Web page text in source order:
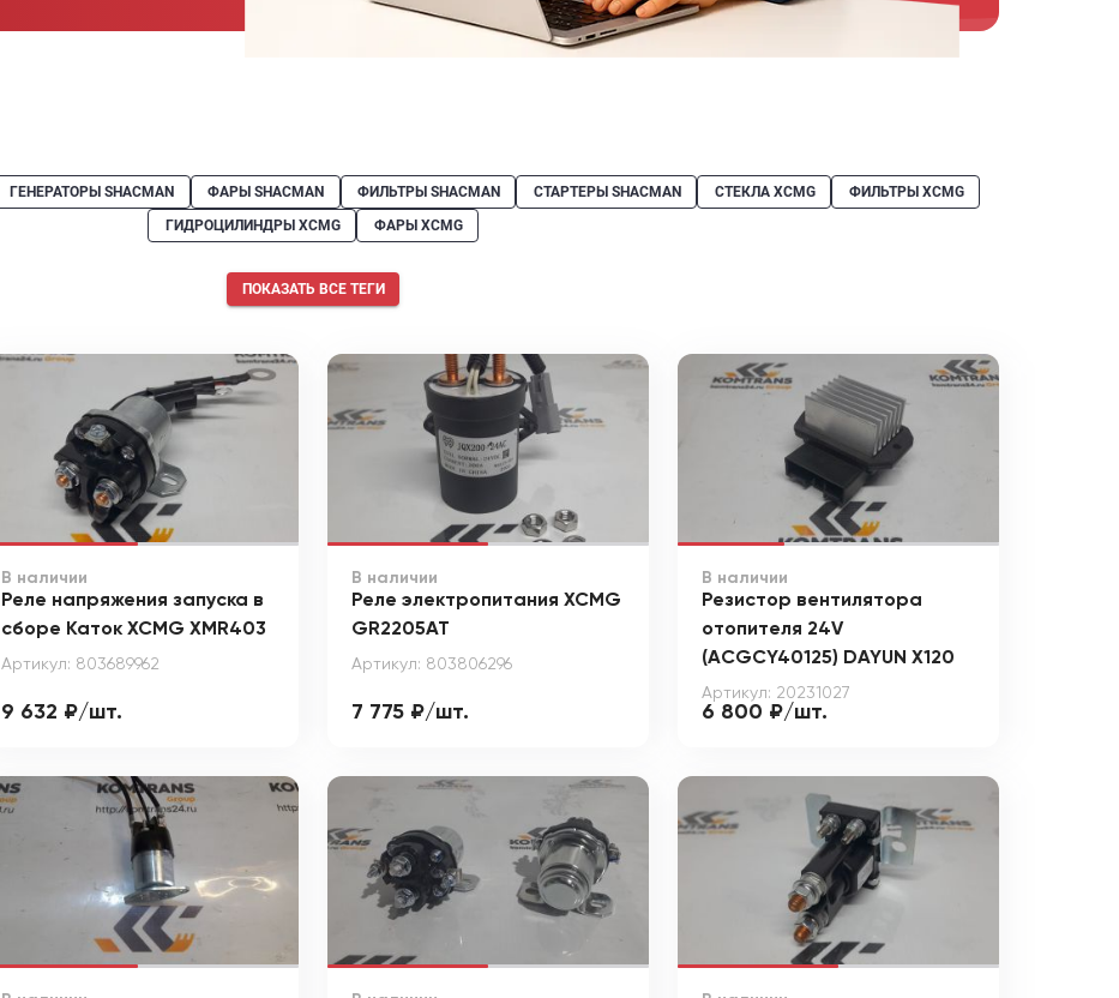
ГЕНЕРАТОРЫ SHACMAN ФАРЫ SHACMAN ФИЛЬТРЫ SHACMAN СТАРТЕРЫ SHACMAN СТЕКЛА XCMG
ФИЛЬТРЫ XCMG
ГИДРОЦИЛИНДРЫ XCMG
ФАРЫ XCMG
ПОКАЗАТЬ ВСЕ ТЕГИ
В наличии
Реле напряжения запуска в
сборе Каток XCMG XMR403
Артикул: 803689962
9 632 ₽/шт.
В наличии
Реле электропитания XCMG
GR2205AT
Артикул: 803806296
7 775 ₽/шт.
В наличии
Резистор вентилятора
отопителя 24V
(ACGCY40125) DAYUN X120
Артикул: 20231027
6 800 ₽/шт.